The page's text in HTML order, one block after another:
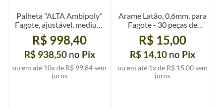
Palheta "ALTA Ambipoly"
Fagote, ajustável, medium,
un.
R$ 998,40
R$ 938,50 no Pix
ou em até 10x de R$ 99,84sem
juros
Arame Latão, 0,6mm, para
Fagote - 30 peças de
10cm.
R$ 15,00
R$ 14,10 no Pix
ou em até 1x de R$ 15,00sem
juros